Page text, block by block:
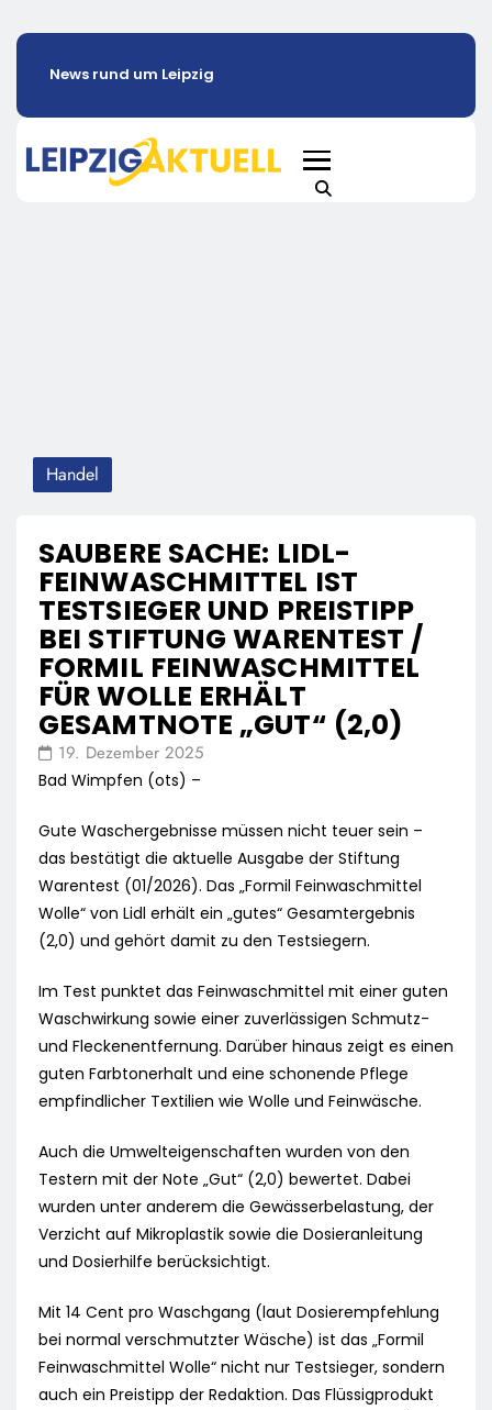
News rund um Leipzig
Handel
SAUBERE SACHE: LIDL-
FEINWASCHMITTEL IST
TESTSIEGER UND PREISTIPP
BEI STIFTUNG WARENTEST /
FORMIL FEINWASCHMITTEL
FÜR WOLLE ERHÄLT
GESAMTNOTE „GUT“ (2,0)
19. Dezember 2025
Bad Wimpfen (ots) –
Gute Waschergebnisse müssen nicht teuer sein –
das bestätigt die aktuelle Ausgabe der Stiftung
Warentest (01/2026). Das „Formil Feinwaschmittel
Wolle“ von Lidl erhält ein „gutes“ Gesamtergebnis
(2,0) und gehört damit zu den Testsiegern.
Im Test punktet das Feinwaschmittel mit einer guten
Waschwirkung sowie einer zuverlässigen Schmutz-
und Fleckenentfernung. Darüber hinaus zeigt es einen
guten Farbtonerhalt und eine schonende Pflege
empfindlicher Textilien wie Wolle und Feinwäsche.
Auch die Umwelteigenschaften wurden von den
Testern mit der Note „Gut“ (2,0) bewertet. Dabei
wurden unter anderem die Gewässerbelastung, der
Verzicht auf Mikroplastik sowie die Dosieranleitung
und Dosierhilfe berücksichtigt.
Mit 14 Cent pro Waschgang (laut Dosierempfehlung
bei normal verschmutzter Wäsche) ist das „Formil
Feinwaschmittel Wolle“ nicht nur Testsieger, sondern
auch ein Preistipp der Redaktion. Das Flüssigprodukt